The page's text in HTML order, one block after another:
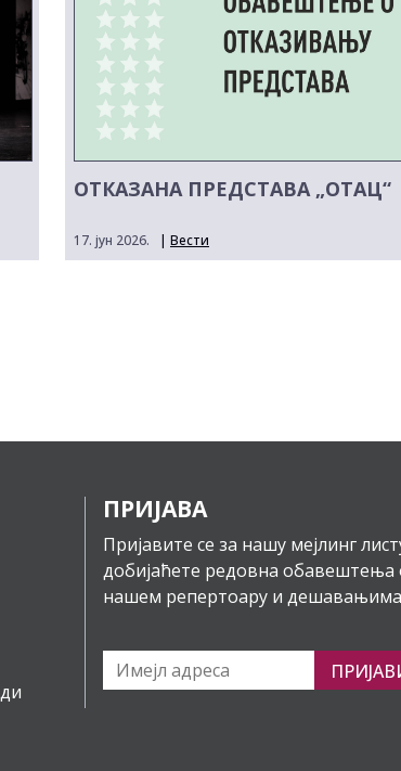
ОТКАЗАНА ПРЕДСТАВА „ОТАЦ“
17. јун 2026. | Вести
ПРИЈАВА
Пријавите се за нашу мејлинг
добијаћете редовна обавештења
нашем репертоару и